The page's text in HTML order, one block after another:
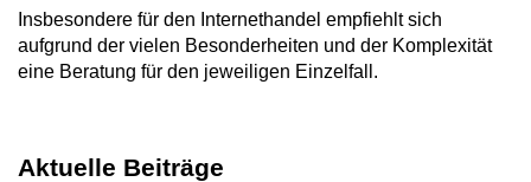
Insbesondere für den Internethandel empfiehlt sich
aufgrund der vielen Besonderheiten und der Komplexität
eine Beratung für den jeweiligen Einzelfall.
Aktuelle Beiträge